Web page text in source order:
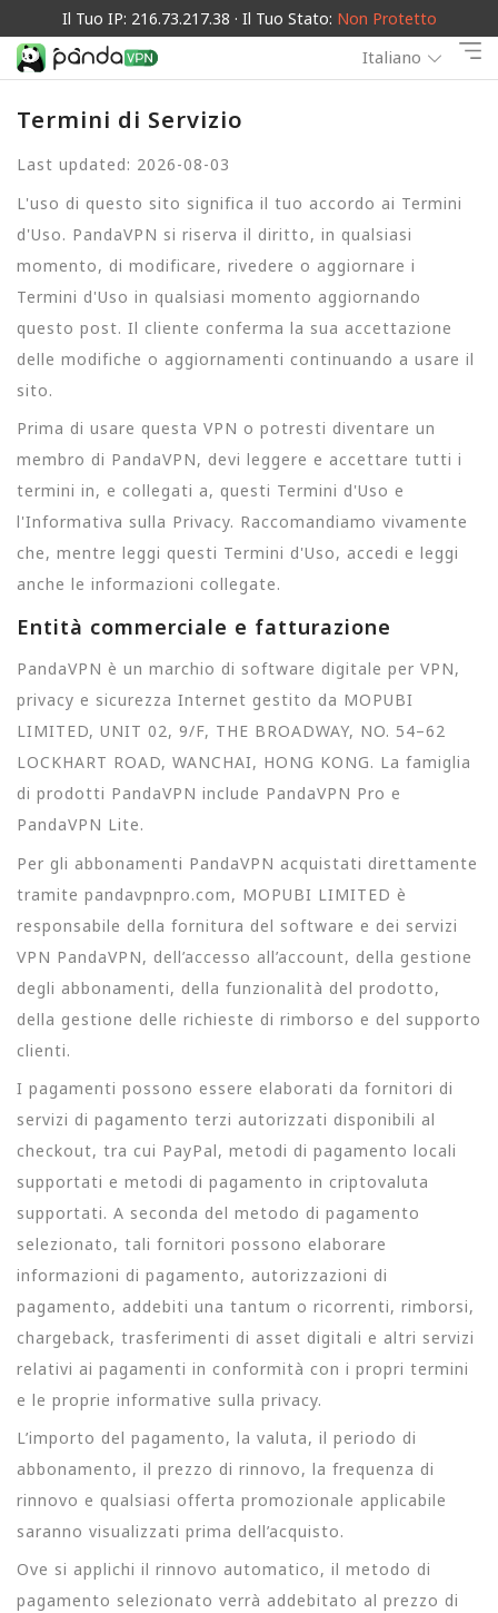
Il Tuo IP: 216.73.217.38 · Il Tuo Stato: Non Protetto
Italiano
Termini di Servizio
Last updated: 2026-08-03
L'uso di questo sito significa il tuo accordo ai Termini
d'Uso. PandaVPN si riserva il diritto, in qualsiasi
momento, di modificare, rivedere o aggiornare i
Termini d'Uso in qualsiasi momento aggiornando
questo post. Il cliente conferma la sua accettazione
delle modifiche o aggiornamenti continuando a usare il
sito.
Prima di usare questa VPN o potresti diventare un
membro di PandaVPN, devi leggere e accettare tutti i
termini in, e collegati a, questi Termini d'Uso e
l'Informativa sulla Privacy. Raccomandiamo vivamente
che, mentre leggi questi Termini d'Uso, accedi e leggi
anche le informazioni collegate.
Entità commerciale e fatturazione
PandaVPN è un marchio di software digitale per VPN,
privacy e sicurezza Internet gestito da MOPUBI
LIMITED, UNIT 02, 9/F, THE BROADWAY, NO. 54–62
LOCKHART ROAD, WANCHAI, HONG KONG. La famiglia
di prodotti PandaVPN include PandaVPN Pro e
PandaVPN Lite.
Per gli abbonamenti PandaVPN acquistati direttamente
tramite pandavpnpro.com, MOPUBI LIMITED è
responsabile della fornitura del software e dei servizi
VPN PandaVPN, dell’accesso all’account, della gestione
degli abbonamenti, della funzionalità del prodotto,
della gestione delle richieste di rimborso e del supporto
clienti.
I pagamenti possono essere elaborati da fornitori di
servizi di pagamento terzi autorizzati disponibili al
checkout, tra cui PayPal, metodi di pagamento locali
supportati e metodi di pagamento in criptovaluta
supportati. A seconda del metodo di pagamento
selezionato, tali fornitori possono elaborare
informazioni di pagamento, autorizzazioni di
pagamento, addebiti una tantum o ricorrenti, rimborsi,
chargeback, trasferimenti di asset digitali e altri servizi
relativi ai pagamenti in conformità con i propri termini
e le proprie informative sulla privacy.
L’importo del pagamento, la valuta, il periodo di
abbonamento, il prezzo di rinnovo, la frequenza di
rinnovo e qualsiasi offerta promozionale applicabile
saranno visualizzati prima dell’acquisto.
Ove si applichi il rinnovo automatico, il metodo di
pagamento selezionato verrà addebitato al prezzo di